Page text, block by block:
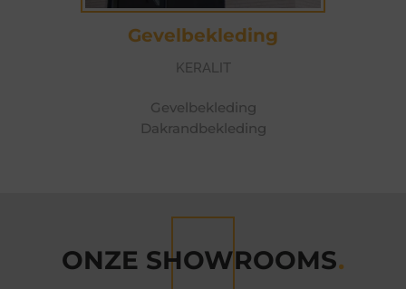
Gevelbekleding
KERALIT
Gevelbekleding
Dakrandbekleding
ONZE SHOWROOMS.